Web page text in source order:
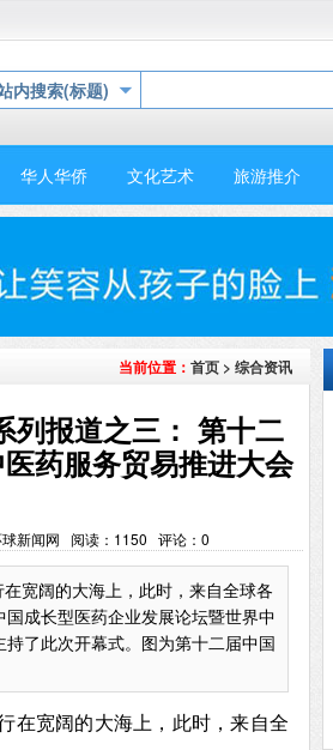
内搜索(标题)
华人华侨 文化艺术 旅游推介
当前位置： 首页 > 综合资讯
列报道之三： 第十二
药服务贸易推进大会
新闻网 阅读： 1150 评论： 0
宽阔的大海上，此时，来自全球各
成长型医药企业发展论坛暨世界中
了此次开幕式。图为第十二届中国
在宽阔的大海上，此时，来自全